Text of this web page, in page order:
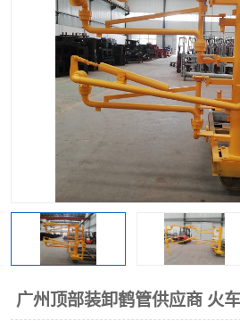
广州顶部装卸鹤管供应商 火